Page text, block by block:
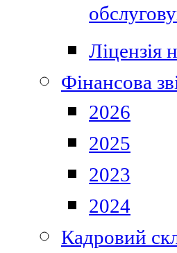
Ліцензія
Фінансова
2026
2025
2023
2024
Кадровий